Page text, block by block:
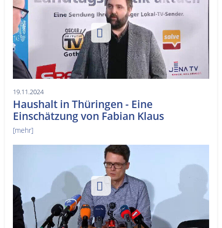
19.11.2024
Haushalt in Thüringen - Eine
Einschätzung von Fabian Klaus
[mehr]